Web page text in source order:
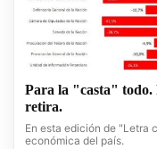
Para la "casta" todo.
retira.
En esta edición de "Letra
económica del país.